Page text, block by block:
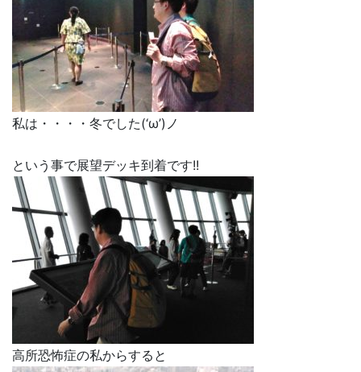
私は・・・・冬でした(‘ω’)ノ
という事で展望デッキ到着です!!
高所恐怖症の私からすると